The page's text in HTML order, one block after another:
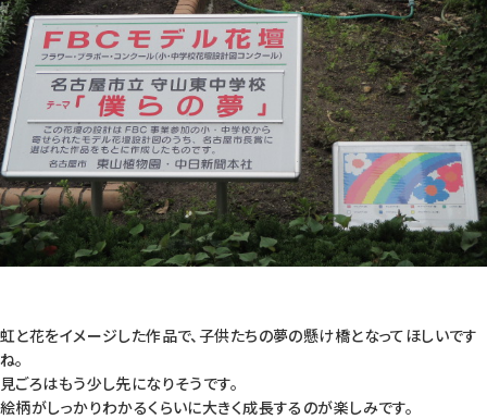
虹と花をイメージした作品で、子供たちの夢の懸け橋となってほしいです
ね。
見ごろはもう少し先になりそうです。
絵柄がしっかりわかるくらいに大きく成長するのが楽しみです。